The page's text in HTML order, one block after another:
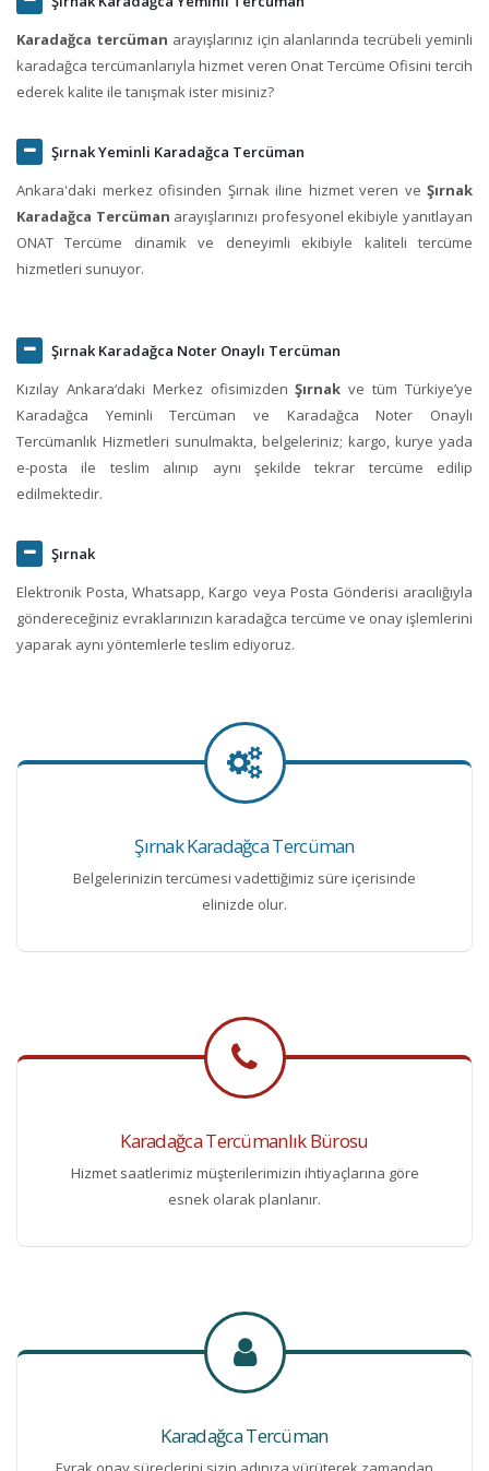
Karadağca tercüman arayışlarınız için alanlarında tecrübeli yeminli
karadağca tercümanlarıyla hizmet veren Onat Tercüme Ofisini tercih
ederek kalite ile tanışmak ister misiniz?
Şırnak Yeminli Karadağca Tercüman
Ankara'daki merkez ofisinden Şırnak iline hizmet veren ve Şırnak
Karadağca Tercüman arayışlarınızı profesyonel ekibiyle yanıtlayan
ONAT Tercüme dinamik ve deneyimli ekibiyle kaliteli tercüme
hizmetleri sunuyor.
Şırnak Karadağca Noter Onaylı Tercüman
Kızılay Ankara‘daki Merkez ofisimizdenŞırnak ve tüm Türkiye’ye
Karadağca Yeminli Tercüman ve Karadağca Noter Onaylı
Tercümanlık Hizmetleri sunulmakta, belgeleriniz; kargo, kurye yada
e-posta ile teslim alınıp aynı şekilde tekrar tercüme edilip
edilmektedir.
Şırnak
Elektronik Posta, Whatsapp, Kargo veya Posta Gönderisi aracılığıyla
göndereceğiniz evraklarınızın karadağca tercüme ve onay işlemlerini
yaparak aynı yöntemlerle teslim ediyoruz.
Şırnak Karadağca Tercüman
Belgelerinizin tercümesi vadettiğimiz süre içerisinde
elinizde olur.
Karadağca Tercümanlık Bürosu
Hizmet saatlerimiz müşterilerimizin ihtiyaçlarına göre
esnek olarak planlanır.
Karadağca Tercüman